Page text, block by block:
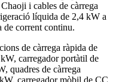
i cables de càrrega
líquida de 2,4 kW a
de corrent continu.
de càrrega ràpida de
carregador portàtil de
quadres de càrrega
carregador mòbil de CC